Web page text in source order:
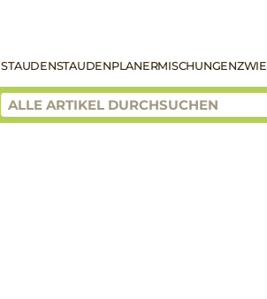
STAUDENSTAUDENPLANERMISCHUNGEN